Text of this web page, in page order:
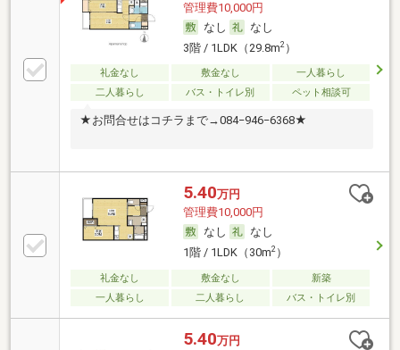
管理費10,000円
なし
なし
3階 / 1LDK（29.8m2）
礼金なし 敷金なし
一人暮らし
二人暮らし
バス・トイレ別 ペット相談可
★お問合せはコチラまで→084−946−6368★
5.40万円
管理費10,000円
なし
なし
1階 / 1LDK（30m2）
礼金なし 敷金なし
新築
一人暮らし
二人暮らし バス・トイレ別
5.40万円